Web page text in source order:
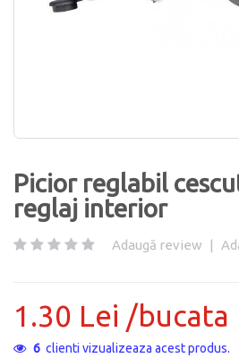
Picior reglabil
reglaj interior
Adaugă review |
1.30 Lei /bucata
6 clienti vizualizeaza acest produs.